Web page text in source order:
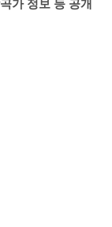
가 정보 등 공개